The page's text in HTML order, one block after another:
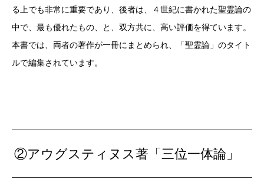
る上でも非常に重要であり、後者は、４世紀に書かれた聖霊論の
中で、最も優れたもの、と、双方共に、高い評価を得ています。
本書では、両者の著作が一冊にまとめられ、「聖霊論」のタイト
ルで編集されています。
②アウグスティヌス著「三位一体論」